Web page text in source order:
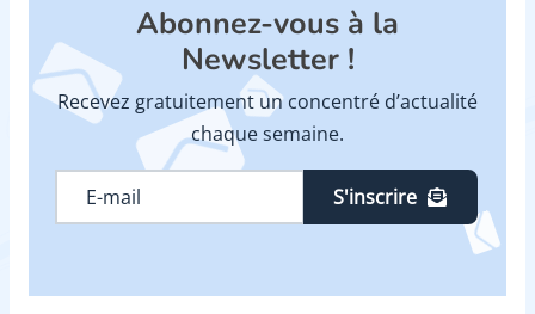
Abonnez-vous à la
Newsletter !
Recevez gratuitement un concentré d’actualité
chaque semaine.
S'inscrire